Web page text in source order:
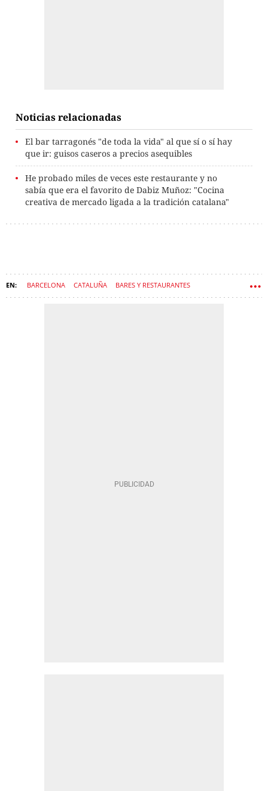
Noticias relacionadas
El bar tarragonés "de toda la vida" al que sí o sí hay
que ir: guisos caseros a precios asequibles
He probado miles de veces este restaurante y no
sabía que era el favorito de Dabiz Muñoz: "Cocina
creativa de mercado ligada a la tradición catalana"
BARCELONA CATALUÑA BARES Y RESTAURANTES